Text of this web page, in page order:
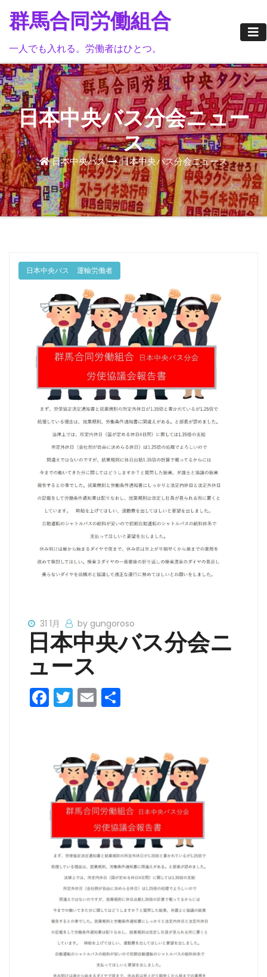
群馬合同労働組合
一人でも入れる。労働者はひとつ。
日本中央バス分会ニュー
ス
日本中央バス 日本中央バス分会ニュース
日本中央バス 運輸労働者
31 1月 by gungoroso
日本中央バス分会ニ
ュース
F
b
o
o
k
T
er
E
l